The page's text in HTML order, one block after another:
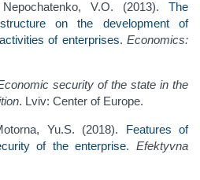
V.O. (2013). The
on the development of
of enterprises.Economics:
security of the state in the
. Lviv: Center of Europe.
Yu.S. (2018). Features of
of the enterprise.Efektyvna